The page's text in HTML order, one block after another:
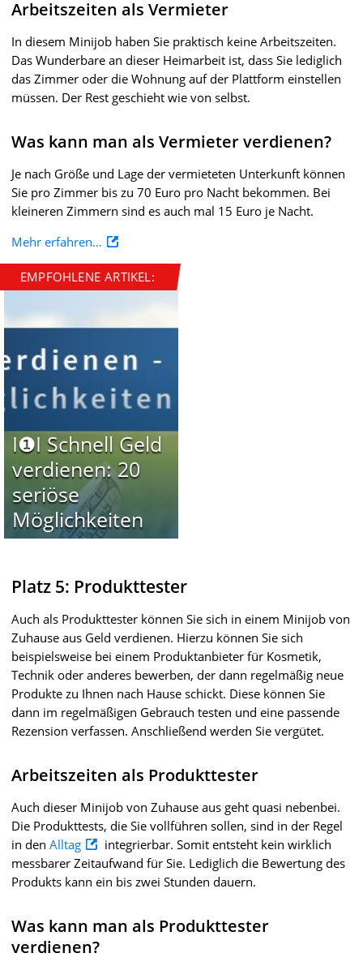
Arbeitszeiten als Vermieter
In diesem Minijob haben Sie praktisch keine Arbeitszeiten.
Das Wunderbare an dieser Heimarbeit ist, dass Sie lediglich
das Zimmer oder die Wohnung auf der Plattform einstellen
müssen. Der Rest geschieht wie von selbst.
Was kann man als Vermieter verdienen?
Je nach Größe und Lage der vermieteten Unterkunft können
Sie pro Zimmer bis zu 70 Euro pro Nacht bekommen. Bei
kleineren Zimmern sind es auch mal 15 Euro je Nacht.
Mehr erfahren…
EMPFOHLENE ARTIKEL:
I❶I Schnell Geld
verdienen: 20
seriöse
Möglichkeiten
Platz 5: Produkttester
Auch als Produkttester können Sie sich in einem Minijob von
Zuhause aus Geld verdienen. Hierzu können Sie sich
beispielsweise bei einem Produktanbieter für Kosmetik,
Technik oder anderes bewerben, der dann regelmäßig neue
Produkte zu Ihnen nach Hause schickt. Diese können Sie
dann im regelmäßigen Gebrauch testen und eine passende
Rezension verfassen. Anschließend werden Sie vergütet.
Arbeitszeiten als Produkttester
Auch dieser Minijob von Zuhause aus geht quasi nebenbei.
Die Produkttests, die Sie vollführen sollen, sind in der Regel
in den Alltag
integrierbar. Somit entsteht kein wirklich
messbarer Zeitaufwand für Sie. Lediglich die Bewertung des
Produkts kann ein bis zwei Stunden dauern.
Was kann man als Produkttester
verdienen?